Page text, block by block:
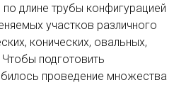
длине трубы конфигурацией
участков различного
конических, овальных,
Чтобы подготовить
проведение множества